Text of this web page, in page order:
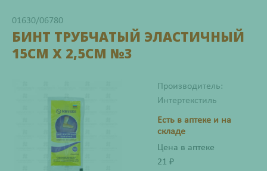
01630/06780
БИНТ ТРУБЧАТЫЙ ЭЛАСТИЧНЫЙ
15СМ Х 2,5СМ №3
Производитель:
Интертекстиль
Есть в аптеке и на
складе
Цена в аптеке
21 ₽